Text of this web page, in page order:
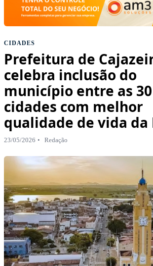
CIDADES
Prefeitura de
celebra inclusão do
município entre as 30
cidades com melhor
qualidade de vida da
23/05/2026 Redação